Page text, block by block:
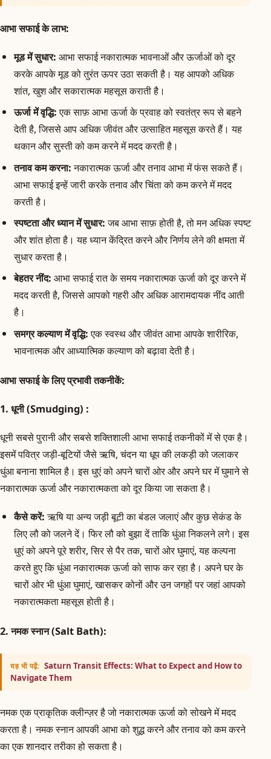
आभा सफाई के लाभ:
मूड में सुधार: आभा सफाई नकारात्मक भावनाओं और ऊर्जाओं को दूर
करके आपके मूड को तुरंत ऊपर उठा सकती है। यह आपको अधिक
शांत, खुश और सकारात्मक महसूस कराती है।
ऊर्जा में वृद्धि:एक साफ़ आभा ऊर्जा के प्रवाह को स्वतंत्र रूप से बहने
देती है, जिससे आप अधिक जीवंत और उत्साहित महसूस करते हैं। यह
थकान और सुस्ती को कम करने में मदद करती है।
तनाव कम करना:नकारात्मक ऊर्जा और तनाव आभा में फंस सकते हैं।
आभा सफाई इन्हें जारी करके तनाव और चिंता को कम करने में मदद
करती है।
स्पष्टता और ध्यान में सुधार:जब आभा साफ़ होती है, तो मन अधिक स्पष्ट
और शांत होता है। यह ध्यान केंद्रित करने और निर्णय लेने की क्षमता में
सुधार करता है।
बेहतर नींद: आभा सफाई रात के समय नकारात्मक ऊर्जा को दूर करने में
मदद करती है, जिससे आपको गहरी और अधिक आरामदायक नींद आती
है।
समग्र कल्याण में वृद्धि:एक स्वस्थ और जीवंत आभा आपके शारीरिक,
भावनात्मक और आध्यात्मिक कल्याण को बढ़ावा देती है।
आभा सफाई के लिए प्रभावी तकनीकें:
1. धूनी (Smudging) :
धूनी सबसे पुरानी और सबसे शक्तिशाली आभा सफाई तकनीकों में से एक है।
इसमें पवित्र जड़ी-बूटियों जैसे ऋषि, चंदन या धूप की लकड़ी को जलाकर
धुंआ बनाना शामिल है। इस धुएं को अपने चारों ओर और अपने घर में घुमाने से
नकारात्मक ऊर्जा और नकारात्मकता को दूर किया जा सकता है।
कैसे करें:ऋषि या अन्य जड़ी बूटी का बंडल जलाएं और कुछ सेकंड के
लिए लौ को जलने दें। फिर लौ को बुझा दें ताकि धुंआ निकलने लगे। इस
धुएं को अपने पूरे शरीर, सिर से पैर तक, चारों ओर घुमाएं, यह कल्पना
करते हुए कि धुंआ नकारात्मक ऊर्जा को साफ कर रहा है। अपने घर के
चारों ओर भी धुंआ घुमाएं, खासकर कोनों और उन जगहों पर जहां आपको
नकारात्मकता महसूस होती है।
2. नमक स्नान (Salt Bath):
यह भी पढ़ें: Saturn Transit Effects: What to Expect and How to
Navigate Them
नमक एक प्राकृतिक क्लीन्ज़र है जो नकारात्मक ऊर्जा को सोखने में मदद
करता है। नमक स्नान आपकी आभा को शुद्ध करने और तनाव को कम करने
का एक शानदार तरीका हो सकता है।